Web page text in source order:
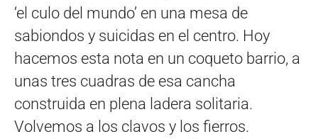
‘el culo del mundo’ en una mesa de
sabiondos y suicidas en el centro. Hoy
hacemos esta nota en un coqueto barrio, a
unas tres cuadras de esa cancha
construida en plena ladera solitaria.
Volvemos a los clavos y los fierros.